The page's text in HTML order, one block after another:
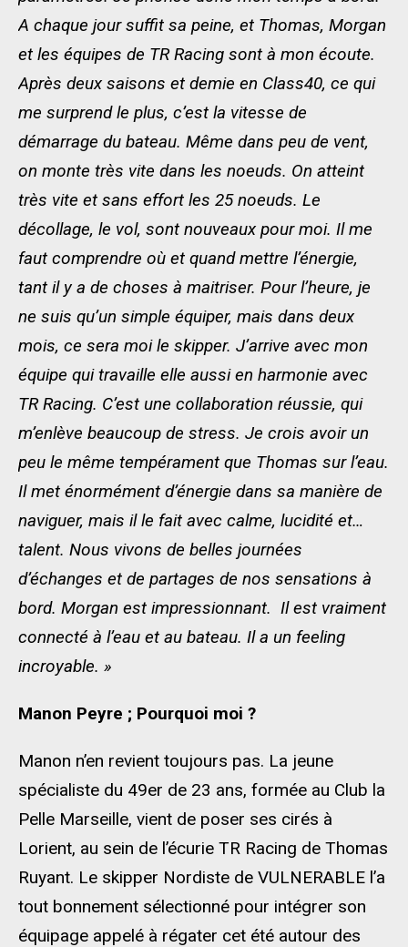
A chaque jour suffit sa peine, et Thomas, Morgan
et les équipes de TR Racing sont à mon écoute.
Après deux saisons et demie en Class40, ce qui
me surprend le plus, c’est la vitesse de
démarrage du bateau. Même dans peu de vent,
on monte très vite dans les noeuds. On atteint
très vite et sans effort les 25 noeuds. Le
décollage, le vol, sont nouveaux pour moi. Il me
faut comprendre où et quand mettre l’énergie,
tant il y a de choses à maitriser. Pour l’heure, je
ne suis qu’un simple équiper, mais dans deux
mois, ce sera moi le skipper. J’arrive avec mon
équipe qui travaille elle aussi en harmonie avec
TR Racing. C’est une collaboration réussie, qui
m’enlève beaucoup de stress. Je crois avoir un
peu le même tempérament que Thomas sur l’eau.
Il met énormément d’énergie dans sa manière de
naviguer, mais il le fait avec calme, lucidité et…
talent. Nous vivons de belles journées
d’échanges et de partages de nos sensations à
bord. Morgan est impressionnant. Il est vraiment
connecté à l’eau et au bateau. Il a un feeling
incroyable. »
Manon Peyre ; Pourquoi moi ?
Manon n’en revient toujours pas. La jeune
spécialiste du 49er de 23 ans, formée au Club la
Pelle Marseille, vient de poser ses cirés à
Lorient, au sein de l’écurie TR Racing de Thomas
Ruyant. Le skipper Nordiste de VULNERABLE l’a
tout bonnement sélectionné pour intégrer son
équipage appelé à régater cet été autour des